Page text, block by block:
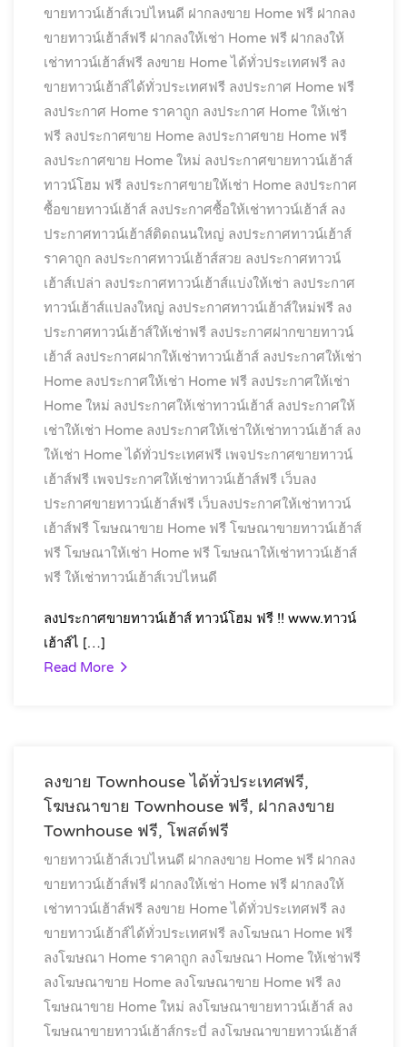
ขายทาวน์เฮ้าส์เวปไหนดี ฝากลงขาย Home ฟรี ฝากลง
ขายทาวน์เฮ้าส์ฟรี ฝากลงให้เช่า Home ฟรี ฝากลงให้
เช่าทาวน์เฮ้าส์ฟรี ลงขาย Home ได้ทั่วประเทศฟรี ลง
ขายทาวน์เฮ้าส์ได้ทั่วประเทศฟรี ลงประกาศ Home ฟรี
ลงประกาศ Home ราคาถูก ลงประกาศ Home ให้เช่า
ฟรี ลงประกาศขาย Home ลงประกาศขาย Home ฟรี
ลงประกาศขาย Home ใหม่ ลงประกาศขายทาวน์เฮ้าส์
ทาวน์โฮม ฟรี ลงประกาศขายให้เช่า Home ลงประกาศ
ซื้อขายทาวน์เฮ้าส์ ลงประกาศซื้อให้เช่าทาวน์เฮ้าส์ ลง
ประกาศทาวน์เฮ้าส์ติดถนนใหญ่ ลงประกาศทาวน์เฮ้าส์
ราคาถูก ลงประกาศทาวน์เฮ้าส์สวย ลงประกาศทาวน์
เฮ้าส์เปล่า ลงประกาศทาวน์เฮ้าส์แบ่งให้เช่า ลงประกาศ
ทาวน์เฮ้าส์แปลงใหญ่ ลงประกาศทาวน์เฮ้าส์ใหม่ฟรี ลง
ประกาศทาวน์เฮ้าส์ให้เช่าฟรี ลงประกาศฝากขายทาวน์
เฮ้าส์ ลงประกาศฝากให้เช่าทาวน์เฮ้าส์ ลงประกาศให้เช่า
Home ลงประกาศให้เช่า Home ฟรี ลงประกาศให้เช่า
Home ใหม่ ลงประกาศให้เช่าทาวน์เฮ้าส์ ลงประกาศให้
เช่าให้เช่า Home ลงประกาศให้เช่าให้เช่าทาวน์เฮ้าส์ ลง
ให้เช่า Home ได้ทั่วประเทศฟรี เพจประกาศขายทาวน์
เฮ้าส์ฟรี เพจประกาศให้เช่าทาวน์เฮ้าส์ฟรี เว็บลง
ประกาศขายทาวน์เฮ้าส์ฟรี เว็บลงประกาศให้เช่าทาวน์
เฮ้าส์ฟรี โฆษณาขาย Home ฟรี โฆษณาขายทาวน์เฮ้าส์
ฟรี โฆษณาให้เช่า Home ฟรี โฆษณาให้เช่าทาวน์เฮ้าส์
ฟรี ให้เช่าทาวน์เฮ้าส์เวปไหนดี
ลงประกาศขายทาวน์เฮ้าส์ ทาวน์โฮม ฟรี !! www.ทาวน์
เฮ้าส์ไ […]
Read More
ลงขาย Townhouse ได้ทั่วประเทศฟรี,
โฆษณาขาย Townhouse ฟรี, ฝากลงขาย
Townhouse ฟรี, โพสต์ฟรี
ขายทาวน์เฮ้าส์เวปไหนดี ฝากลงขาย Home ฟรี ฝากลง
ขายทาวน์เฮ้าส์ฟรี ฝากลงให้เช่า Home ฟรี ฝากลงให้
เช่าทาวน์เฮ้าส์ฟรี ลงขาย Home ได้ทั่วประเทศฟรี ลง
ขายทาวน์เฮ้าส์ได้ทั่วประเทศฟรี ลงโฆษณา Home ฟรี
ลงโฆษณา Home ราคาถูก ลงโฆษณา Home ให้เช่าฟรี
ลงโฆษณาขาย Home ลงโฆษณาขาย Home ฟรี ลง
โฆษณาขาย Home ใหม่ ลงโฆษณาขายทาวน์เฮ้าส์ ลง
โฆษณาขายทาวน์เฮ้าส์กระบี่ ลงโฆษณาขายทาวน์เฮ้าส์